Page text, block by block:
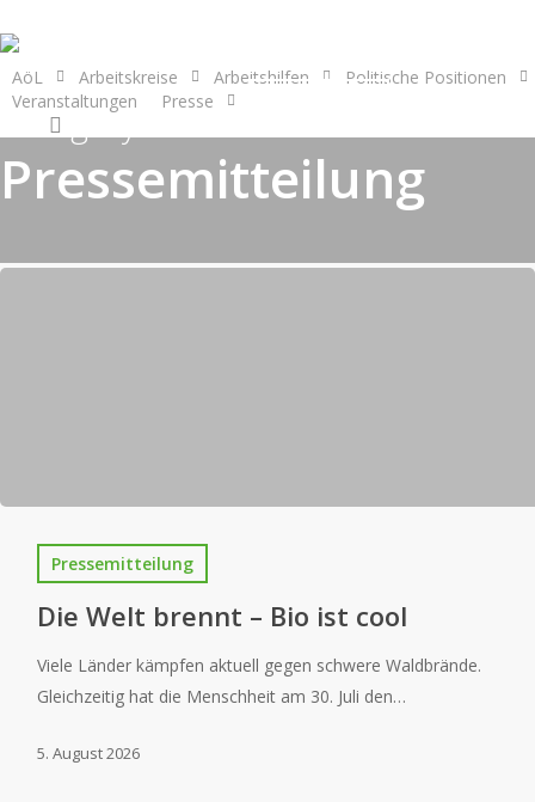
to
main
content
AöL Arbeitskreise Arbeitshilfen
Politische Positionen
Veranstaltungen
Presse
Category
Pressemitteilung
Pressemitteilung
Die Welt brennt – Bio ist cool
Viele Länder kämpfen aktuell gegen schwere Waldbrände.
Gleichzeitig hat die Menschheit am 30. Juli den…
5. August 2026